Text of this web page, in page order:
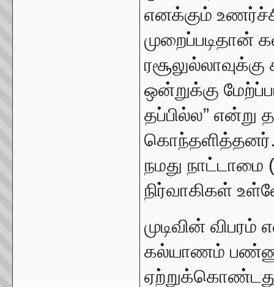
எனக்கும்
முறைப்படிதான்
ஒன்றுக்கு
தப்பில்ல” என்று
கொந்தளித்தனர்.
நமது
நிர்வாகிகள்
முடிவின்
கல்யாணம்